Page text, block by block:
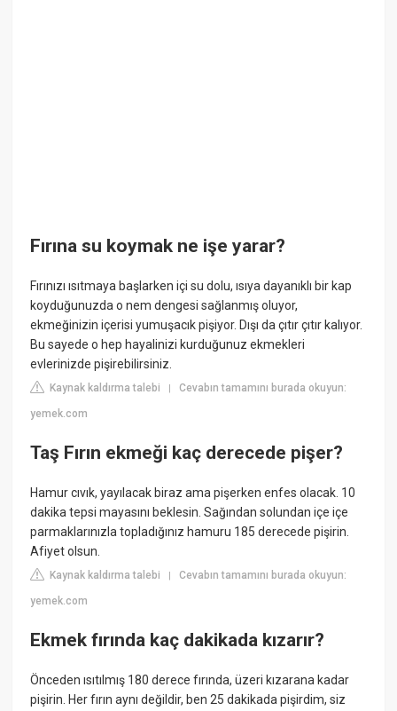
Fırına su koymak ne işe yarar?
Fırınızı ısıtmaya başlarken içi su dolu, ısıya dayanıklı bir kap
koyduğunuzda o nem dengesi sağlanmış oluyor,
ekmeğinizin içerisi yumuşacık pişiyor. Dışı da çıtır çıtır kalıyor.
Bu sayede o hep hayalinizi kurduğunuz ekmekleri
evlerinizde pişirebilirsiniz.
Kaynak kaldırma talebi |Cevabın tamamını burada okuyun:
yemek.com
Taş Fırın ekmeği kaç derecede pişer?
Hamur cıvık, yayılacak biraz ama pişerken enfes olacak. 10
dakika tepsi mayasını beklesin. Sağından solundan içe içe
parmaklarınızla topladığınız hamuru 185 derecede pişirin.
Afiyet olsun.
Kaynak kaldırma talebi |Cevabın tamamını burada okuyun:
yemek.com
Ekmek fırında kaç dakikada kızarır?
Önceden ısıtılmış 180 derece fırında, üzeri kızarana kadar
pişirin. Her fırın aynı değildir, ben 25 dakikada pişirdim, siz